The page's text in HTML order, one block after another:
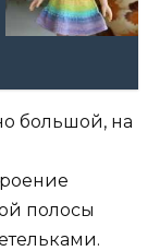
большой, на
полосы